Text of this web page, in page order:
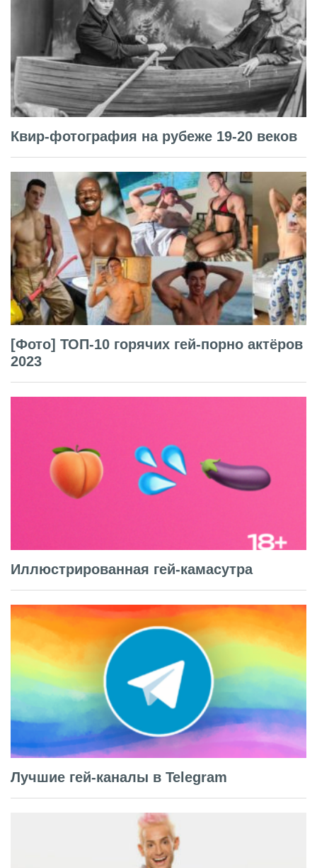
Квир-фотография на рубеже 19-20 веков
[Фото] ТОП-10 горячих гей-порно актёров
2023
Иллюстрированная гей-камасутра
Лучшие гей-каналы в Telegram